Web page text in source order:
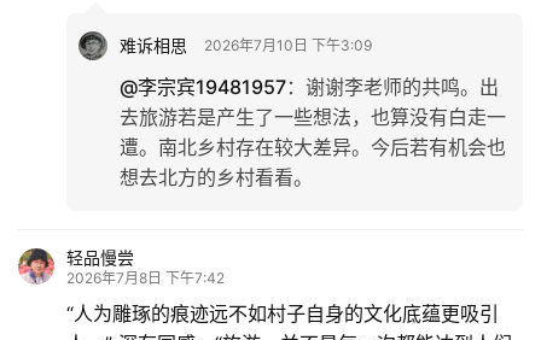
难诉相思 2026年7月10日 下午3:09
@李宗宾19481957： 谢谢李老师的共鸣。出
去旅游若是产生了一些想法，也算没有白走一
遭。南北乡村存在较大差异。今后若有机会也
想去北方的乡村看看。
轻品慢尝
2026年7月8日 下午7:42
“人为雕琢的痕迹远不如村子自身的文化底蕴更吸引